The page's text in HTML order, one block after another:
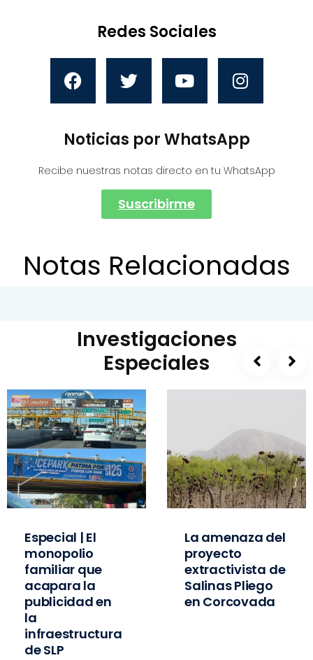
Redes Sociales
Noticias por WhatsApp
Recibe nuestras notas directo en tu WhatsApp
Suscribirme
Notas Relacionadas
Investigaciones
Especiales
Especial | El
monopolio
familiar que
acapara la
publicidad en
la
infraestructura
de SLP
La amenaza del
proyecto
extractivista de
Salinas Pliego
en Corcovada